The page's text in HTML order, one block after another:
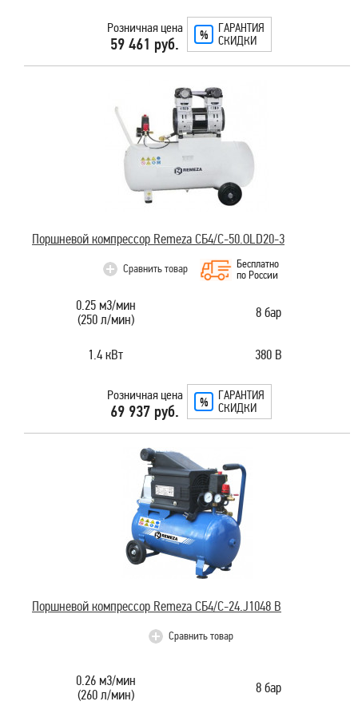
Розничная цена
59 461 руб.
ГАРАНТИЯ
СКИДКИ
Поршневой компрессор Remeza СБ4/C-50.OLD20-3
Сравнить товар
Бесплатно
по России
0.25 м3/мин
(250 л/мин)
8 бар
1.4 кВт 380 В
Розничная цена
69 937 руб.
ГАРАНТИЯ
СКИДКИ
Поршневой компрессор Remeza CБ4/C-24.J1048 B
Сравнить товар
0.26 м3/мин
(260 л/мин)
8 бар